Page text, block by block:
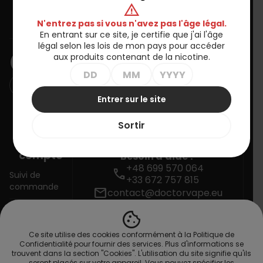
cookie
Ce site utilise des cookies conformément à la Politique de
Confidentialité pour fournir des services. Plus d'informations se
trouvent dans la section "Cookies". L'utilisation du site signifie qu'ils
Informations
BULLETIN D'INFORMATION
Vous pouvez vous désinscrire à tout moment. Vous trouverez
pour cela nos informations de contact dans les conditions
d'utilisation du site.
compte
Suivi de
commande
Créez votre
compte
Besoin d'aide ?
call+48 699 570 064
+33 672 757 815
mailcontact@doctorvape.eu
warning
N'entrez pas si vous n'avez pas l'âge légal.
En entrant sur ce site, je certifie que j'ai l'âge
légal selon les lois de mon pays pour accéder
aux produits contenant de la nicotine.
Entrer sur le site
Sortir